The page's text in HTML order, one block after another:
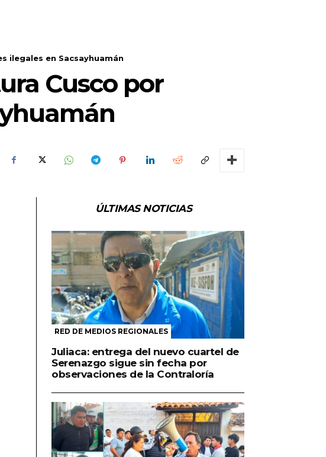
ilegales en Sacsayhuamán
Cusco por
ÚLTIMAS NOTICIAS
RED DE MEDIOS REGIONALES
Juliaca: entrega del nuevo cuartel de
Serenazgo sigue sin fecha por
observaciones de la Contraloría